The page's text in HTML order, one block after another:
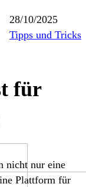
28/10/2025
Tipps und Tricks
für
nicht nur eine
Plattform für